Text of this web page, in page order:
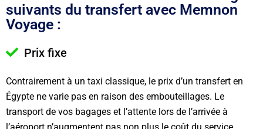
suivants du transfert avec Memnon
Voyage :
Prix fixe
Contrairement à un taxi classique, le prix d’un transfert en
Égypte ne varie pas en raison des embouteillages. Le
transport de vos bagages et l’attente lors de l’arrivée à